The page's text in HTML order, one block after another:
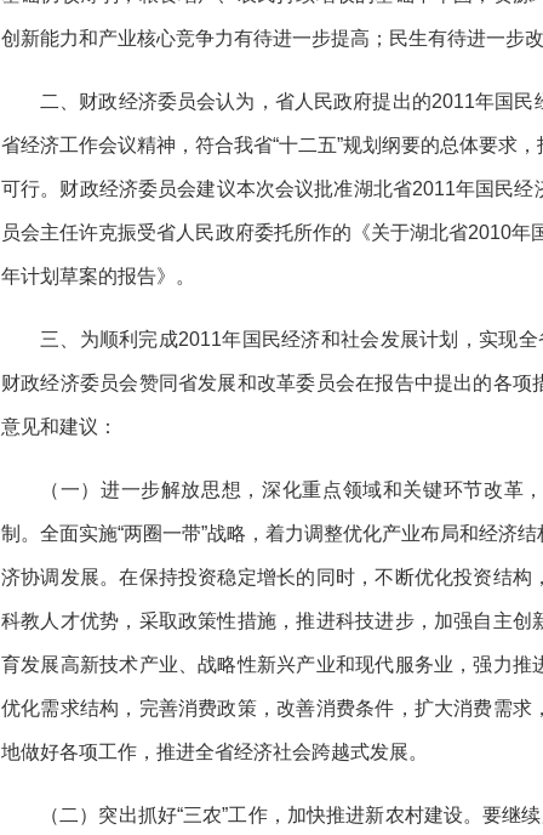
创新能力和产业核心竞争力有待进一步提高；民生有待进一步
二、财政经济委员会认为，省人民政府提出的2011年国
省经济工作会议精神，符合我省“十二五”规划纲要的总体要求
可行。财政经济委员会建议本次会议批准湖北省2011年国民
员会主任许克振受省人民政府委托所作的《关于湖北省2010
年计划草案的报告》。
三、为顺利完成2011年国民经济和社会发展计划，实现
财政经济委员会赞同省发展和改革委员会在报告中提出的各
意见和建议：
（一）进一步解放思想，深化重点领域和关键环节改革
制。全面实施“两圈一带”战略，着力调整优化产业布局和经济
济协调发展。在保持投资稳定增长的同时，不断优化投资结
科教人才优势，采取政策性措施，推进科技进步，加强自主
育发展高新技术产业、战略性新兴产业和现代服务业，强力
优化需求结构，完善消费政策，改善消费条件，扩大消费需
地做好各项工作，推进全省经济社会跨越式发展。
（二）突出抓好“三农”工作，加快推进新农村建设。要继